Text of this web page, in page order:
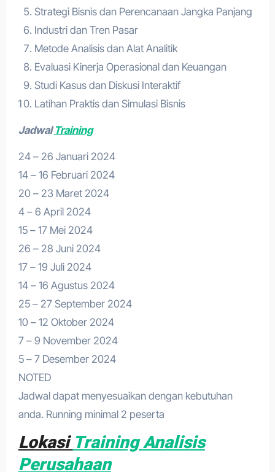
Strategi Bisnis dan Perencanaan Jangka Panjang
Industri dan Tren Pasar
Metode Analisis dan Alat Analitik
Evaluasi Kinerja Operasional dan Keuangan
Studi Kasus dan Diskusi Interaktif
Latihan Praktis dan Simulasi Bisnis
JadwalTraining
24 – 26 Januari 2024
14 – 16 Februari 2024
20 – 23 Maret 2024
4 – 6 April 2024
15 – 17 Mei 2024
26 – 28 Juni 2024
17 – 19 Juli 2024
14 – 16 Agustus 2024
25 – 27 September 2024
10 – 12 Oktober 2024
7 – 9 November 2024
5 – 7 Desember 2024
NOTED
Jadwal dapat menyesuaikan dengan kebutuhan
anda. Running minimal 2 peserta
Lokasi Training Analisis
Perusahaan